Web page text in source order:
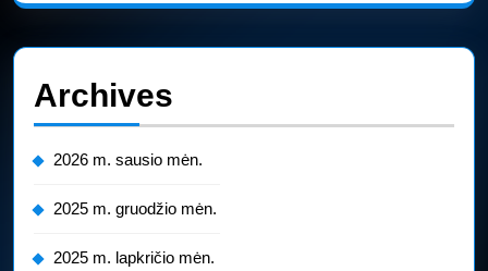
Archives
2026 m. sausio mėn.
2025 m. gruodžio mėn.
2025 m. lapkričio mėn.